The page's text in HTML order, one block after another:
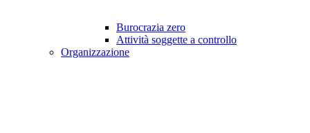
Burocrazia zero
Attività soggette a controllo
Organizzazione